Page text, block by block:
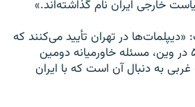
خارجی ایران نام گذاشته‌اند.»
در تهران تأیید می‌کنند که
بعد از توافق ایران با ۱+۵ در وین، مسئله خاورمیانه دومین
به دنبال آن است که با ایران